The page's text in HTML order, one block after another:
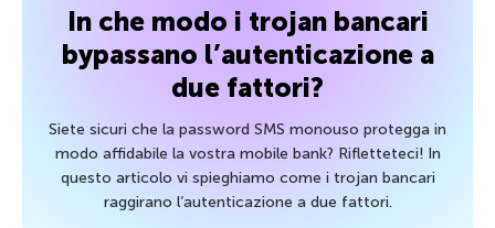
In che modo i trojan bancari
bypassano l’autenticazione a
due fattori?
Siete sicuri che la password SMS monouso protegga in
modo affidabile la vostra mobile bank? Rifletteteci! In
questo articolo vi spieghiamo come i trojan bancari
raggirano l’autenticazione a due fattori.